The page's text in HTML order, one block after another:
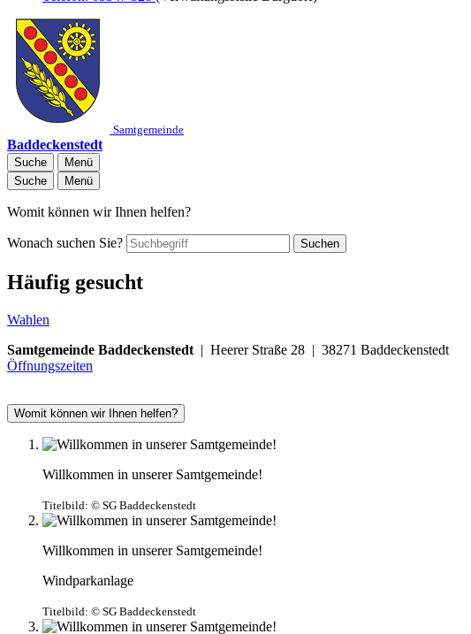
Samtgemeinde
Baddeckenstedt
Suche
Menü
Suche
Menü
Womit können wir Ihnen helfen?
Wonach suchen Sie? Suchen
Häufig gesucht
Wahlen
Samtgemeinde Baddeckenstedt | Heerer Straße 28 | 38271 Baddeckenstedt
Öffnungszeiten
Womit können wir Ihnen helfen?
Willkommen in unserer Samtgemeinde!
Titelbild: © SG Baddeckenstedt
Willkommen in unserer Samtgemeinde!
Windparkanlage
Titelbild: © SG Baddeckenstedt